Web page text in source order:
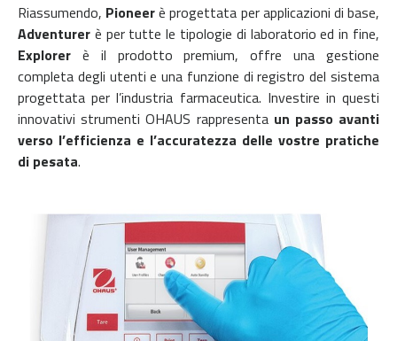
Riassumendo, Pioneerè progettata per applicazioni di base,
Adventurer è per tutte le tipologie di laboratorio ed in fine,
Explorer è il prodotto premium, offre una gestione
completa degli utenti e una funzione di registro del sistema
progettata per l’industria farmaceutica. Investire in questi
innovativi strumenti OHAUS rappresenta un passo avanti
verso l’efficienza e l’accuratezza delle vostre pratiche
di pesata.